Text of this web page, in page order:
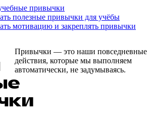
привычки
полезные привычки для учёбы
мотивацию и закреплять привычки
Привычки — это наши повседневные
действия, которые мы выполняем
автоматически, не задумываясь.